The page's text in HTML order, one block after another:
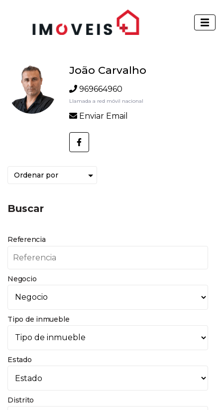
João Carvalho
969664960
Llamada a red móvil nacional
Enviar Email
Buscar
Referencia
Negocio
Tipo de inmueble
Estado
Distrito